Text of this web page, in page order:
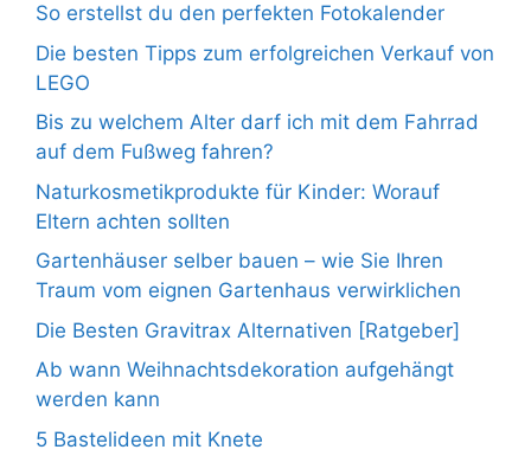
So erstellst du den perfekten Fotokalender
Die besten Tipps zum erfolgreichen Verkauf von
LEGO
Bis zu welchem Alter darf ich mit dem Fahrrad
auf dem Fußweg fahren?
Naturkosmetikprodukte für Kinder: Worauf
Eltern achten sollten
Gartenhäuser selber bauen – wie Sie Ihren
Traum vom eignen Gartenhaus verwirklichen
Die Besten Gravitrax Alternativen [Ratgeber]
Ab wann Weihnachtsdekoration aufgehängt
werden kann
5 Bastelideen mit Knete